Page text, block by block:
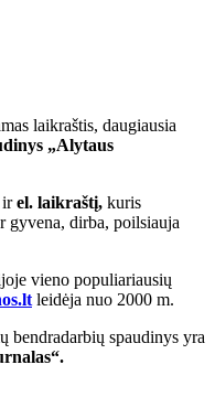
laikraštis, daugiausia
„Alytaus
irel. laikraštį, kuris
gyvena, dirba, poilsiauja
vieno populiariausių
leidėja nuo 2000 m.
bendradarbių spaudinys yra